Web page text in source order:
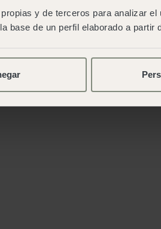
y de terceros para analizar
base de un perfil elaborado a partir